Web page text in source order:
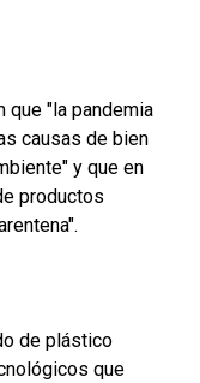
que "la pandemia
causas de bien
y que en
productos
de plástico
que